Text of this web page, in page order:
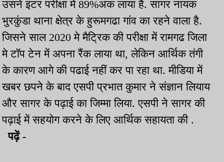
उसने इंटर परीक्षा में 89%अंक लाया है. सागर नायक
भुरकुंडा थाना क्षेत्र के हुरूमगढा गांव का रहने वाला है.
जिसने साल 2020 मे मैट्रिक की परीक्षा में रामगढ जिला
मे टॉप टेन में अपना रैंक लाया था, लेकिन आर्थिक तंगी
के कारण आगे की पढाई नहीं कर पा रहा था. मीडिया में
खबर छपने के बाद एसपी प्रभात कुमार ने संज्ञान लियाय
और सागर के पढ़ाई का जिम्मा लिया. एसपी ने सागर की
पढ़ाई में सहयोग करने के लिए आर्थिक सहायता की .
पढ़ें -